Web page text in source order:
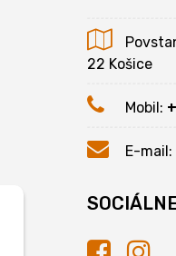
22 Košice
Mobil:
E-mail: